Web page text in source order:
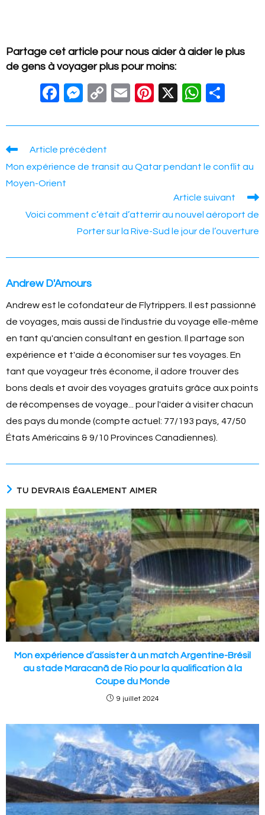
Partage cet article pour nous aider à aider le plus
de gens à voyager plus pour moins:
F
c
e
b
o
M
ss
e
n
er
C
p
Li
k
E
ail
Pi
er
st
X
W
at
A
p
ar
Read
articles
Article précédent
Mon expérience de transit au Qatar pendant le conflit au
Moyen-Orient
Article suivant
Voici comment c’était d’atterrir au nouvel aéroport de
Porter sur la Rive-Sud le jour de l’ouverture
Andrew D'Amours
Andrew est le cofondateur de Flytrippers. Il est passionné
de voyages, mais aussi de l'industrie du voyage elle-même
en tant qu'ancien consultant en gestion. Il partage son
expérience et t'aide à économiser sur tes voyages. En
tant que voyageur très économe, il adore trouver des
bons deals et avoir des voyages gratuits grâce aux points
de récompenses de voyage... pour l'aider à visiter chacun
des pays du monde (compte actuel: 77/193 pays, 47/50
États Américains & 9/10 Provinces Canadiennes).
TU DEVRAIS ÉGALEMENT AIMER
Mon expérience d’assister à un match Argentine-Brésil
au stade Maracanã de Rio pour la qualification à la
Coupe du Monde
9 juillet 2024